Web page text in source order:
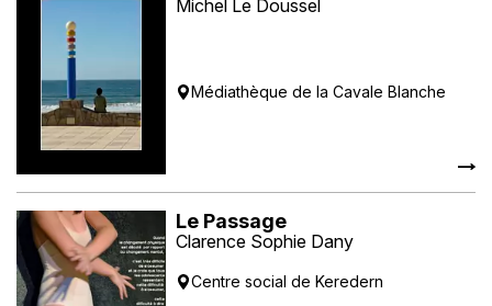
Michel Le Doussel
Médiathèque de la Cavale Blanche
Le Passage
Clarence Sophie Dany
Centre social de Keredern